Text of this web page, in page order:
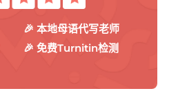
🎉 本地母语代写老师
🎉 免费Turnitin检测